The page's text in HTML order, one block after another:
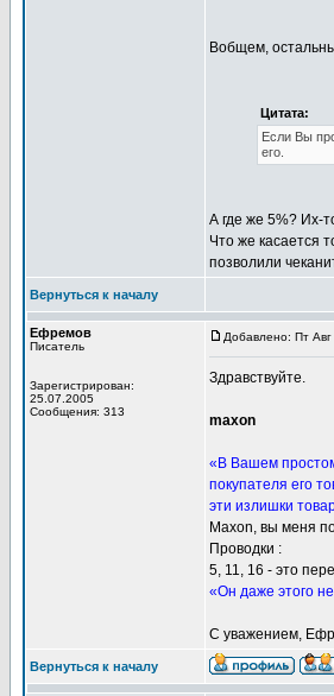
Вобщем,
Цитата:
Если Вы
его.
А где же 5%? Их-
Что же касается
позволили
Вернуться к началу
Ефремов
Писатель
Зарегистрирован:
25.07.2005
Сообщения: 313
Добавлено: Пт
Здравствуйте.
maxon
«В Вашем
покупателя его
эти излишки
Maxon, вы меня
Проводки :
5, 11, 16 - это
«Он даже этого
С уважением,
Вернуться к началу